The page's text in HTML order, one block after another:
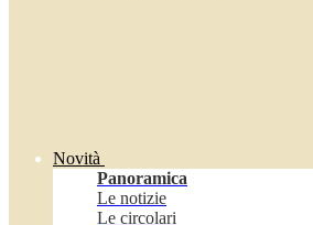
Novità
Panoramica
Le notizie
Le circolari